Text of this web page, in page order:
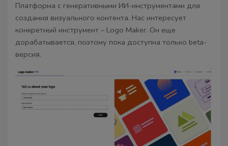
Платформа с генеративными ИИ-инструментами для
создания визуального контента. Нас интересует
конкретный инструмент – Logo Maker. Он еще
дорабатывается, поэтому пока доступна только beta-
версия.